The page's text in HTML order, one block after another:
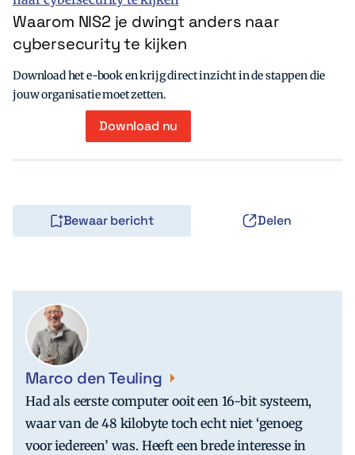
Waarom NIS2 je dwingt anders naar
cybersecurity te kijken
Download het e-book en krijg direct inzicht in de stappen die
jouw organisatie moet zetten.
Download nu
Bewaar bericht Delen
Marco den Teuling
Had als eerste computer ooit een 16-bit systeem,
waar van de 48 kilobyte toch echt niet ‘genoeg
voor iedereen’ was. Heeft een brede interesse in